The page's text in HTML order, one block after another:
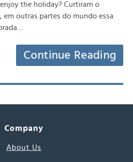
the holiday? Curtiram o
em outras partes do mundo essa
Continue Reading
Company
About Us